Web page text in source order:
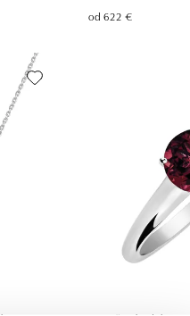
od 622 €